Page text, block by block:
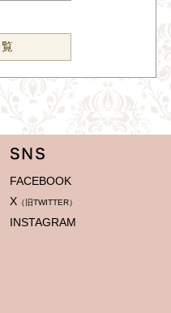
FACEBOOK
X （旧TWITTER）
INSTAGRAM